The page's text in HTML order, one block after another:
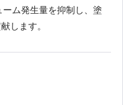
ム発生量を抑制し、塗
します。